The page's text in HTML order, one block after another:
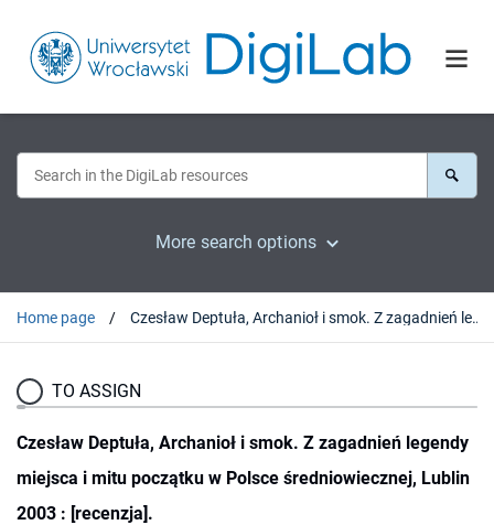
More search options
Home page Czesław Deptuła, Archanioł i smok. Z zagadnień legendy miejsca i mitu początku w Polsce średniowiecznej, Lublin 2003 : [recenzja].
TO ASSIGN
Czesław Deptuła, Archanioł i smok. Z zagadnień legendy
miejsca i mitu początku w Polsce średniowiecznej, Lublin
2003 : [recenzja].